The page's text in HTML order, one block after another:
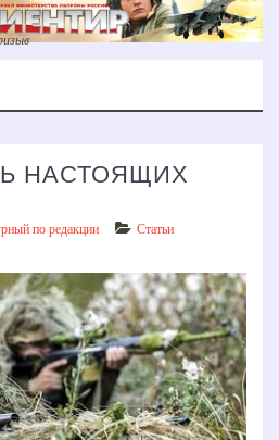
НАСТОЯЩИХ
по редакции Статьи